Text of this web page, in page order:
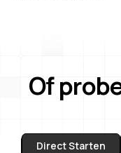
Of
Direct Starten